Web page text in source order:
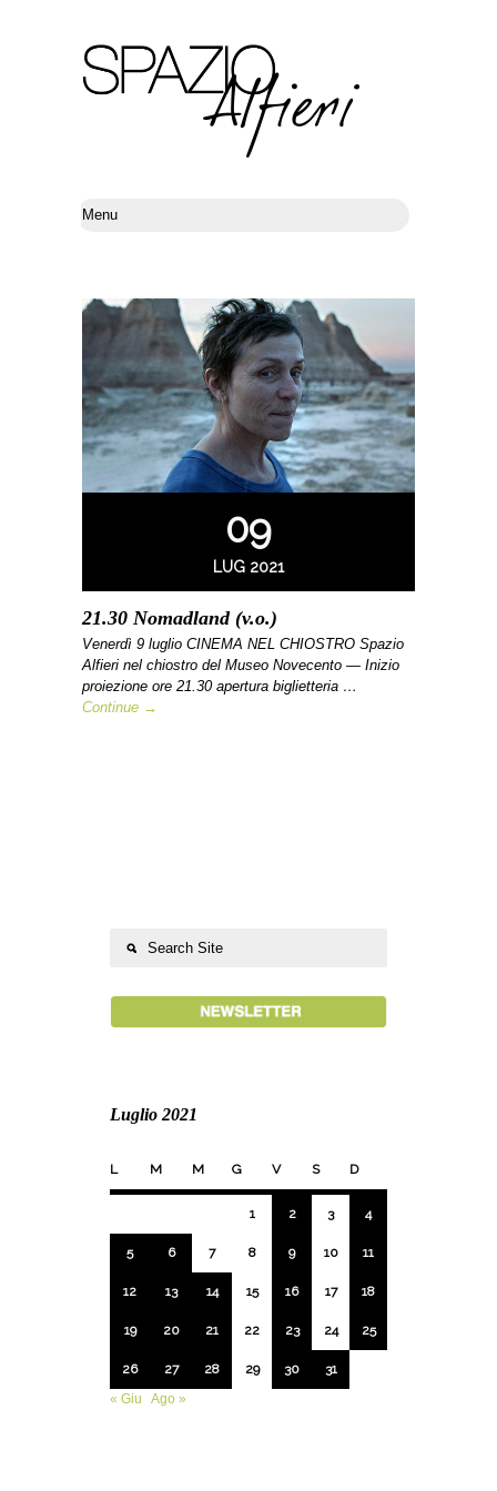
09
LUG 2021
21.30 Nomadland (v.o.)
Venerdì 9 luglio CINEMA NEL CHIOSTRO Spazio
Alfieri nel chiostro del Museo Novecento — Inizio
proiezione ore 21.30 apertura biglietteria …
Continue →
Luglio 2021
L M M G V S D
1 2 3 4
5 6 7 8 9 10 11
12 13 14 15 16 17 18
19 20 21 22 23 24 25
26 27 28 29 30
31
« Giu
Ago »